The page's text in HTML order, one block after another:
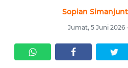
Sopian
Jumat, 5 Juni 2026
EKUIN